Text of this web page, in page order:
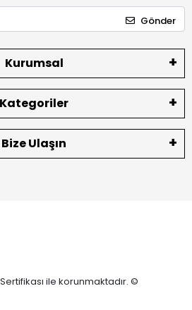
Gönder
Kurumsal
Kategoriler
Bize Ulaşın
ile korunmaktadır. ©